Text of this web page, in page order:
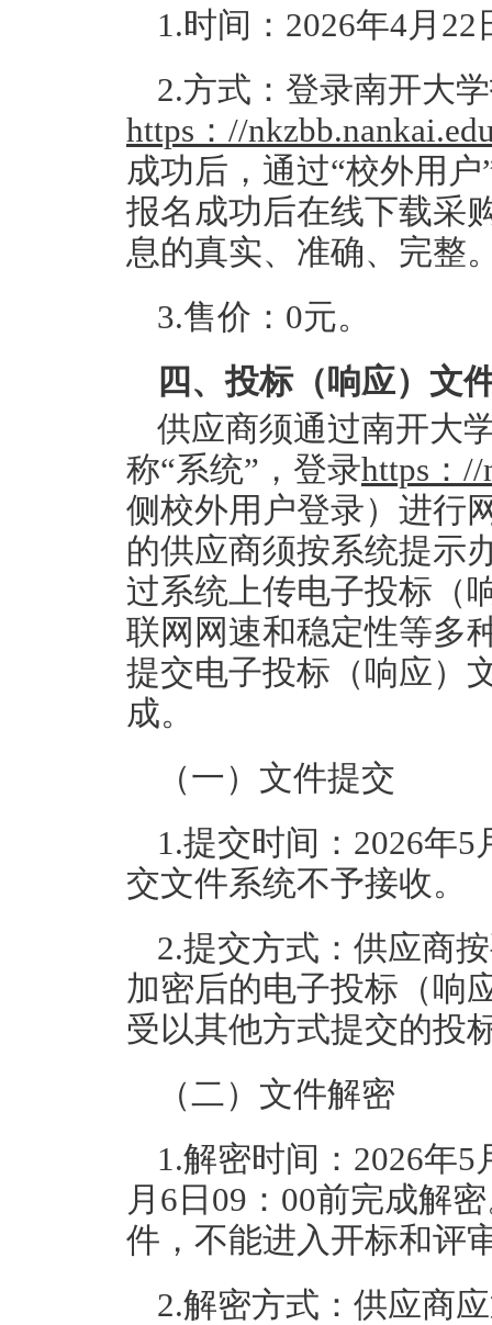
1.时间：2026年4月
2.方式：登录南开大
https：//
成功后，通过“校外用
报名成功后在线下载采
息的真实、准确、完整
3.售价：0元。
四、投标（响应）文
供应商须通过南开大
称“系统”，登录https：//
侧校外用户登录）进行
的供应商须按系统提示
过系统上传电子投标（
联网网速和稳定性等多
提交电子投标（响应）
成。
（一）文件提交
1.提交时间：2026年
交文件系统不予接收。
2.提交方式：供应商
加密后的电子投标（响
受以其他方式提交的投
（二）文件解密
1.解密时间：2026年5
月6日09：00前完成解
件，不能进入开标和评
2.解密方式：供应商